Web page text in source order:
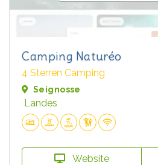
Camping Naturéo
4 Sterren Camping
Seignosse
Landes
Website